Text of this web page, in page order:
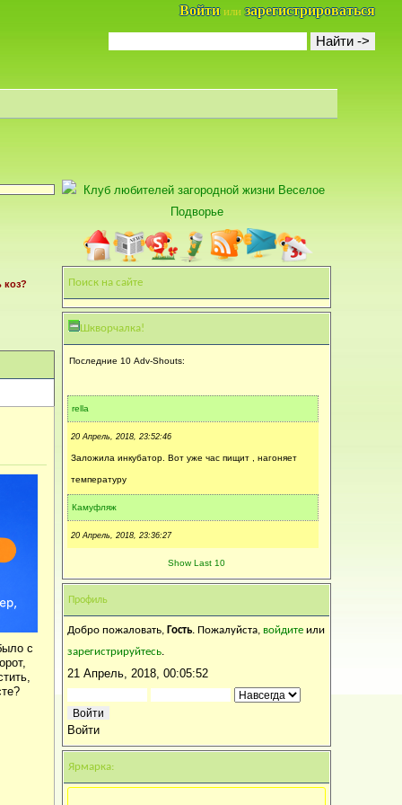
Войти или зарегистрироваться
коз?
с
Поиск на сайте
Шкворчалка!
Последние 10 Adv-Shouts:
rella
20 Апрель, 2018, 23:52:46
Заложила инкубатор. Вот уже час пищит , нагоняет
температуру
Камуфляж
20 Апрель, 2018, 23:36:27
Анатолий 1953
Покрась зелёной краской и сажай
20 Апрель, 2018, 15:03:55
Каким зелёным? Орех коричневого цвета.!
20 Апрель, 2018, 14:33:33
Володя, "зеленым кверху"! (с) Может боком
Show Last 10
Профиль
Добро пожаловать, Гость. Пожалуйста, войдите или
зарегистрируйтесь.
21 Апрель, 2018, 00:05:52
Войти
Ярмарка: